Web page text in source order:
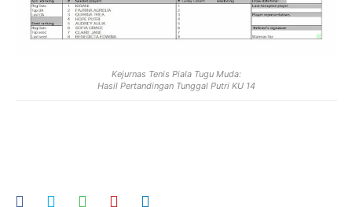
Kejurnas Tenis Piala Tugu Muda:
Hasil Pertandingan Tunggal Putri KU 14